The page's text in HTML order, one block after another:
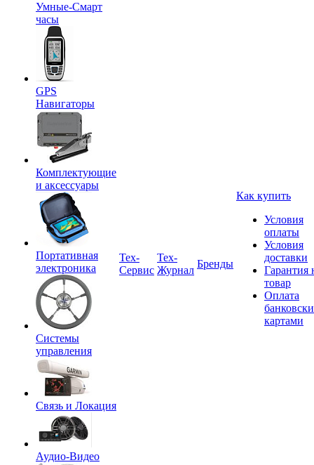
Умные-Смарт
часы
GPS
Навигаторы
Комплектующие
и аксессуары
Портативная
электроника
Системы
управления
Связь и Локация
Аудио-Видео
Tex-
Сервис
Тех-
Журнал
Бренды
Как купить
Условия
оплаты
Условия
доставки
Гарантия
товар
Оплата
картами